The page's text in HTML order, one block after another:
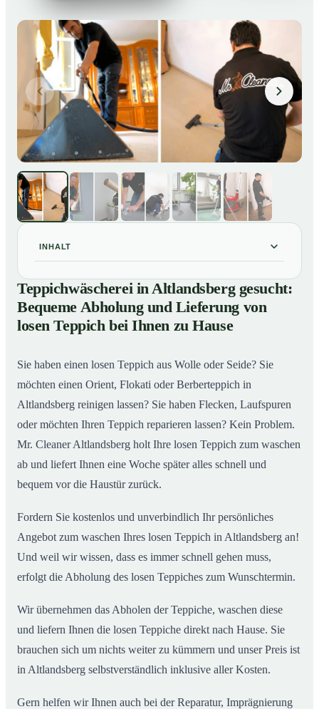
INHALT
01Teppichwäscherei in Altlandsberg gesucht: Bequeme
Abholung und Lieferung von losen Teppich bei Ihnen
zu Hause
02 Einblick in unsere Teppichwäscherei in Altlandsberg
Teppichwäscherei in Altlandsberg gesucht:
Bequeme Abholung und Lieferung von
losen Teppich bei Ihnen zu Hause
Sie haben einen losen Teppich aus Wolle oder Seide? Sie
möchten einen Orient, Flokati oder Berberteppich in
Altlandsberg reinigen lassen? Sie haben Flecken, Laufspuren
oder möchten Ihren Teppich reparieren lassen? Kein Problem.
Mr. Cleaner Altlandsberg holt Ihre losen Teppich zum waschen
ab und liefert Ihnen eine Woche später alles schnell und
bequem vor die Haustür zurück.
Fordern Sie kostenlos und unverbindlich Ihr persönliches
Angebot zum waschen Ihres losen Teppich in Altlandsberg an!
Und weil wir wissen, dass es immer schnell gehen muss,
erfolgt die Abholung des losen Teppiches zum Wunschtermin.
Wir übernehmen das Abholen der Teppiche, waschen diese
und liefern Ihnen die losen Teppiche direkt nach Hause. Sie
brauchen sich um nichts weiter zu kümmern und unser Preis ist
in Altlandsberg selbstverständlich inklusive aller Kosten.
Gern helfen wir Ihnen auch bei der Reparatur, Imprägnierung